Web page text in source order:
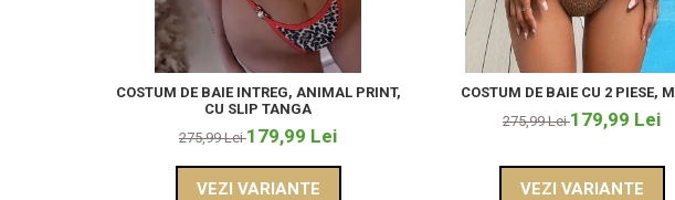
COSTUM DE BAIE INTREG, ANIMAL PRINT,
CU SLIP TANGA
275,99 Lei179,99 Lei
VEZI VARIANTE
COSTUM DE BAIE CU 2 PIESE,
275,99 Lei179,99 Lei
VEZI VARIANTE